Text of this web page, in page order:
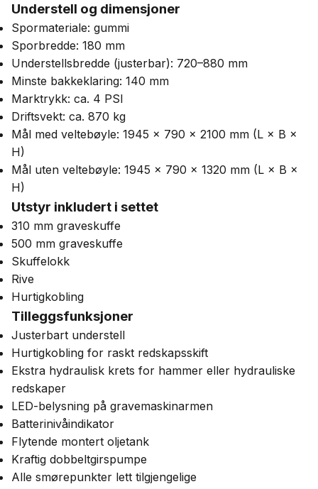
Understell og dimensjoner
Spormateriale: gummi
Sporbredde: 180 mm
Understellsbredde (justerbar): 720–880 mm
Minste bakkeklaring: 140 mm
Marktrykk: ca. 4 PSI
Driftsvekt: ca. 870 kg
Mål med veltebøyle: 1945 × 790 × 2100 mm (L × B ×
H)
Mål uten veltebøyle: 1945 × 790 × 1320 mm (L × B ×
H)
Utstyr inkludert i settet
310 mm graveskuffe
500 mm graveskuffe
Skuffelokk
Rive
Hurtigkobling
Tilleggsfunksjoner
Justerbart understell
Hurtigkobling for raskt redskapsskift
Ekstra hydraulisk krets for hammer eller hydrauliske
redskaper
LED-belysning på gravemaskinarmen
Batterinivåindikator
Flytende montert oljetank
Kraftig dobbeltgirspumpe
Alle smørepunkter lett tilgjengelige